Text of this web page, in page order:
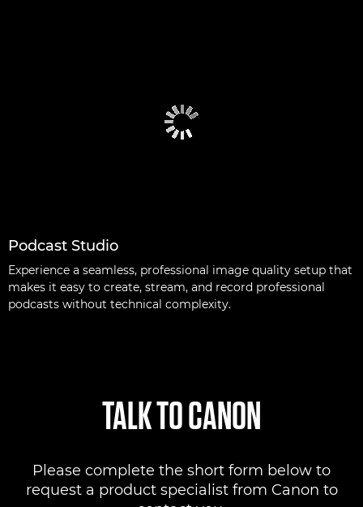
Podcast Studio
Experience a seamless, professional image quality setup that
makes it easy to create, stream, and record professional
podcasts without technical complexity.
TALK TO CANON
Please complete the short form below to
request a product specialist from Canon to